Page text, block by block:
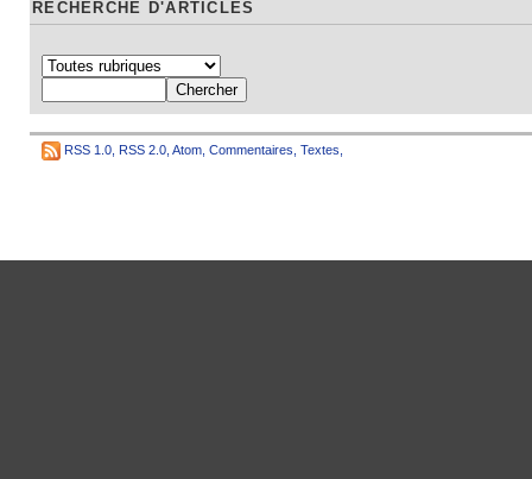
RECHERCHE D'ARTICLES
RSS 1.0 RSS 2.0 Atom Commentaires Textes